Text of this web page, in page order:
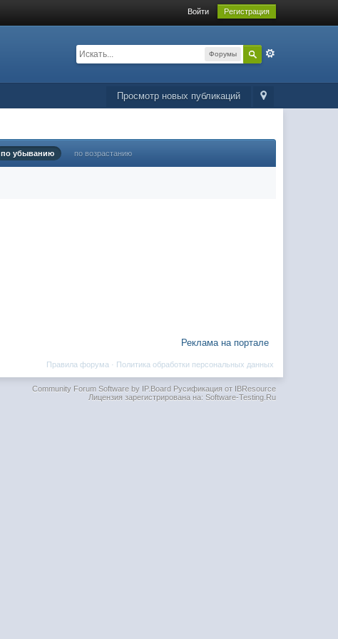
Войти Регистрация
Форумы
Просмотр новых публикаций
по убыванию по возрастанию
Реклама на портале
Политика обработки персональных данных
Правила форума ·
Community Forum Software by IP.BoardРусификация от IBResource
Лицензия зарегистрирована на: Software-Testing.Ru